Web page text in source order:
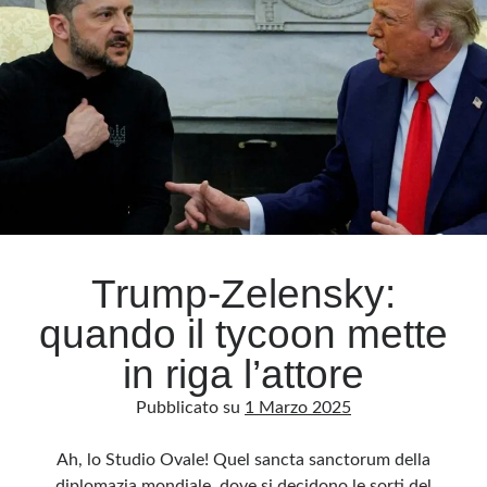
Meta
Feed dei contenuti
Feed dei commenti
cambia
tutto
Trump-Zelensky:
quando il tycoon mette
in riga l’attore
Pubblicato su 1 Marzo 2025
Ah, lo Studio Ovale! Quel sancta sanctorum della